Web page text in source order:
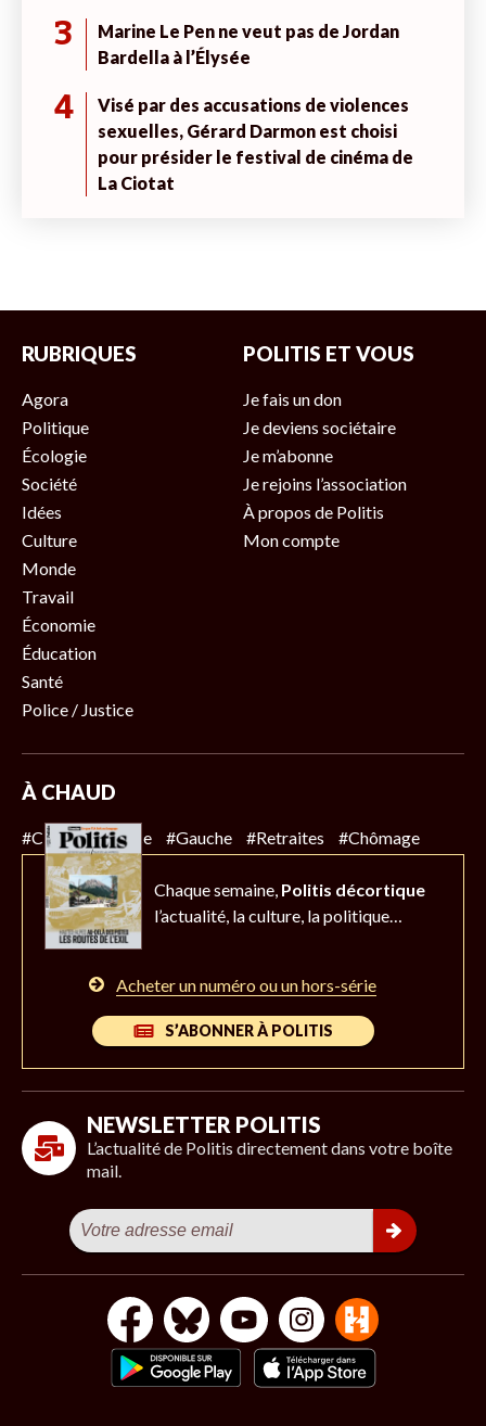
3
Marine Le Pen ne veut pas de Jordan
Bardella à l’Élysée
4
Visé par des accusations de violences
sexuelles, Gérard Darmon est choisi
pour présider le festival de cinéma de
La Ciotat
RUBRIQUES
Agora
Politique
Écologie
Société
Idées
Culture
Monde
Travail
Économie
Éducation
Santé
Police / Justice
POLITIS ET VOUS
Je fais un don
Je deviens sociétaire
Je m’abonne
Je rejoins l’association
À propos de Politis
Mon compte
À CHAUD
#Climat #Police #Gauche #Retraites #Chômage
Chaque semaine, Politis décortique
l’actualité, la culture, la politique…
Acheter un numéro ou un hors-série
S’ABONNER À POLITIS
NEWSLETTER POLITIS
L’actualité de Politis directement dans votre boîte
mail.